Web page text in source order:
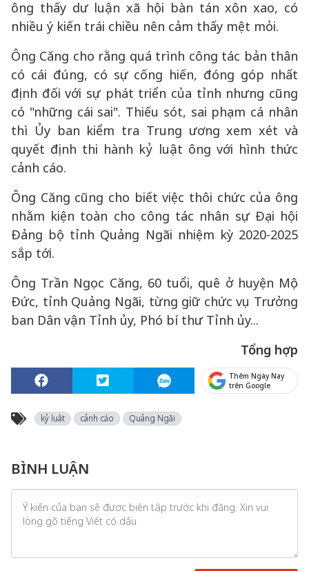
ông thấy dư luận xã hội bàn tán xôn xao, có
nhiều ý kiến trái chiều nên cảm thấy mệt mỏi.
Ông Căng cho rằng quá trình công tác bản thân
có cái đúng, có sự cống hiến, đóng góp nhất
định đối với sự phát triển của tỉnh nhưng cũng
có "những cái sai". Thiếu sót, sai phạm cá nhân
thì Ủy ban kiểm tra Trung ương xem xét và
quyết định thi hành kỷ luật ông với hình thức
cảnh cáo.
Ông Căng cũng cho biết việc thôi chức của ông
nhằm kiện toàn cho công tác nhân sự Đại hội
Đảng bộ tỉnh Quảng Ngãi nhiệm kỳ 2020-2025
sắp tới.
Ông Trần Ngọc Căng, 60 tuổi, quê ở huyện Mộ
Đức, tỉnh Quảng Ngãi, từng giữ chức vụ Trưởng
ban Dân vận Tỉnh ủy, Phó bí thư Tỉnh ủy...
Tổng hợp
Thêm Ngày Nay
trên Google
kỷ luật cảnh cáo Quảng Ngãi
BÌNH LUẬN